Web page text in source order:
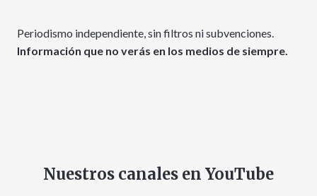
Periodismo independiente, sin filtros ni subvenciones.
Información que no verás en los medios de siempre.
Nuestros canales en YouTube